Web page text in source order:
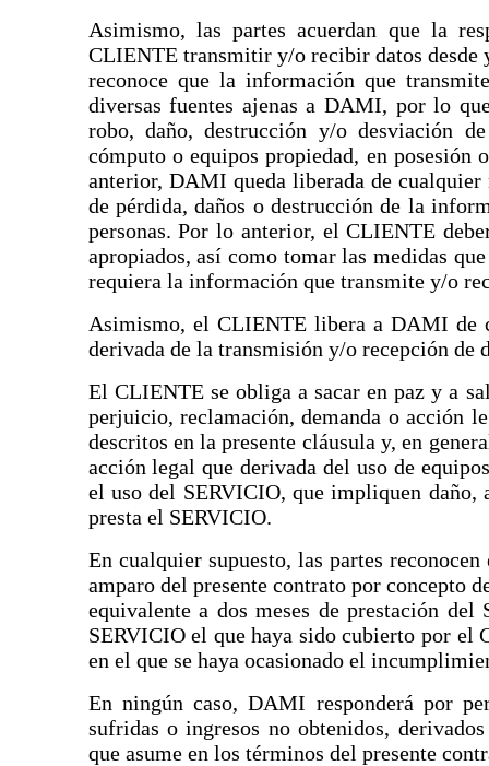
Asimismo, las partes acuerdan que la
CLIENTE transmitir y/o recibir datos
reconoce que la información que
diversas fuentes ajenas a DAMI, por lo
robo, daño, destrucción y/o desviación
cómputo o equipos propiedad, en
anterior, DAMI queda liberada de
de pérdida, daños o destrucción de la
personas. Por lo anterior, el CLIENTE
apropiados, así como tomar las medidas
requiera la información que transmite y/o
Asimismo, el CLIENTE libera a DAMI de
derivada de la transmisión y/o recepción de
El CLIENTE se obliga a sacar en paz y a
perjuicio, reclamación, demanda o acción
descritos en la presente cláusula y, en
acción legal que derivada del uso de
el uso del SERVICIO, que impliquen
presta el SERVICIO.
En cualquier supuesto, las partes
amparo del presente contrato por concepto
equivalente a dos meses de prestación
SERVICIO el que haya sido cubierto por
en el que se haya ocasionado el
En ningún caso, DAMI responderá por
sufridas o ingresos no obtenidos,
que asume en los términos del presente